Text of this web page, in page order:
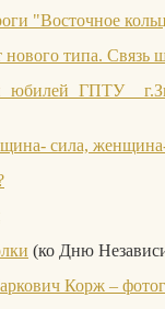
"Восточное
нового типа. Связь
юбилей ГПТУ
сила, женщина-
(ко Дню
Корж –